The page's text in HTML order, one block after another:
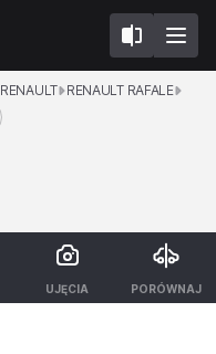
UJĘCIA PORÓWNAJ
RENAULT
RENAULT RAFALE